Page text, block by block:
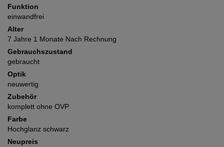
Funktion
einwandfrei
Alter
7 Jahre 1 Monate Nach Rechnung
Gebrauchszustand
gebraucht
Optik
neuwertig
Zubehör
komplett ohne OVP
Farbe
Hochglanz schwarz
Neupreis